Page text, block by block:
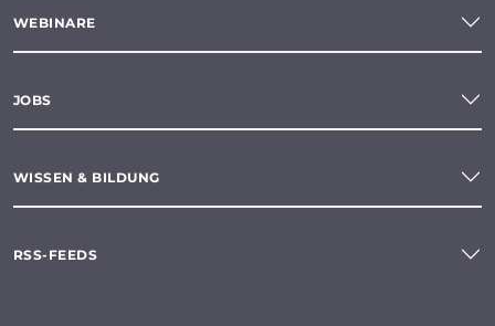
WEBINARE
JOBS
WISSEN & BILDUNG
RSS-FEEDS